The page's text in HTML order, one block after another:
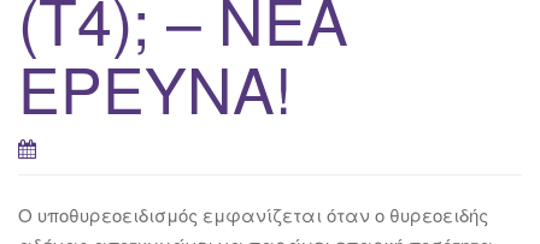
(Τ4); – ΝΕΑ
ΕΡΕΥΝΑ!
Ο υποθυρεοειδισμός εμφανίζεται όταν ο θυρεοειδής